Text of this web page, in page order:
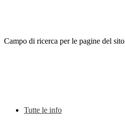
Campo di ricerca per le pagine del sito
Tutte le info